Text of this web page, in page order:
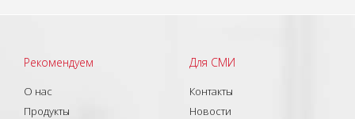
Рекомендуем
О нас
Продукты
Для СМИ
Контакты
Новости